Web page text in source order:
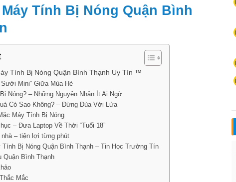
Tính Bị Nóng Quận Bình
Tính Bị Nóng Quận Bình Thạnh Uy Tín ™
Sưởi Mini” Giữa Mùa Hè
Nóng? – Những Nguyên Nhân Ít Ai Ngờ
Có Sao Không? – Đừng Đùa Với Lửa
Máy Tính Bị Nóng
– Đưa Laptop Về Thời “Tuổi 18”
– tiện lợi từng phút
Bị Nóng Quận Bình Thạnh – Tin Học Trường Tín
Quận Bình Thạnh
Mắc